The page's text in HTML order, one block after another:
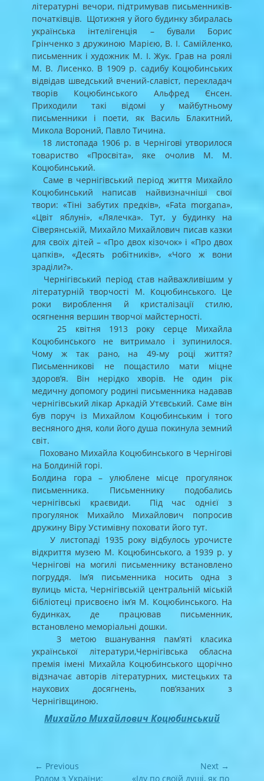
літературні вечори, підтримував письменників-
початківців. Щотижня у його будинку збиралась
українська інтелігенція – бували Борис
Грінченко з дружиною Марією, В. І. Самійленко,
письменник і художник М. І. Жук. Грав на роялі
М. В. Лисенко. В 1909 р. садибу Коцюбинських
відвідав шведський вчений-славіст, перекладач
творів Коцюбинського Альфред Єнсен.
Приходили такі відомі у майбутньому
письменники і поети, як Василь Блакитний,
Микола Вороний, Павло Тичина.
18 листопада 1906 р. в Чернігові утворилося
товариство «Просвіта», яке очолив М. М.
Коцюбинський.
Саме в чернігівський період життя Михайло
Коцюбинський написав найвизначніші свої
твори: «Тіні забутих предків», «Fata morgana»,
«Цвіт яблуні», «Лялечка». Тут, у будинку на
Сіверянській, Михайло Михайлович писав казки
для своїх дітей – «Про двох кізочок» і «Про двох
цапків», «Десять робітників», «Чого ж вони
зраділи?».
Чернігівський період став найважливішим у
літературній творчості М. Коцюбинського. Це
роки вироблення й кристалізації стилю,
осягнення вершин творчої майстерності.
25 квітня 1913 року серце Михайла
Коцюбинського не витримало і зупинилося.
Чому ж так рано, на 49-му році життя?
Письменникові не пощастило мати міцне
здоров’я. Він нерідко хворів. Не один рік
медичну допомогу родині письменника надавав
чернігівський лікар Аркадій Утєвський. Саме він
був поруч із Михайлом Коцюбинським і того
весняного дня, коли його душа покинула земний
світ.
Поховано Михайла Коцюбинського в Чернігові
на Болдиній горі.
Болдина гора – улюблене місце прогулянок
письменника. Письменнику подобались
чернігівські краєвиди. Під час однієї з
прогулянок Михайло Михайлович попросив
дружину Віру Устимівну поховати його тут.
У листопаді 1935 року відбулось урочисте
відкриття музею М. Коцюбинського, а 1939 р. у
Чернігові на могилі письменнику встановлено
погруддя. Ім’я письменника носить одна з
вулиць міста, Чернігівській центральній міській
бібліотеці присвоєно ім’я М. Коцюбинського. На
будинках, де працював письменник,
встановлено меморіальні дошки.
З метою вшанування пам’яті класика
української літератури,Чернігівська обласна
премія імені Михайла Коцюбинського щорічно
відзначає авторів літературних, мистецьких та
наукових досягнень, пов’язаних з
Чернігівщиною.
Михайло Михайлович Коцюбинський
Навігація
← Previous
Previous
Родом з України:
Next →
Next
«Іду по своїй душі, як по